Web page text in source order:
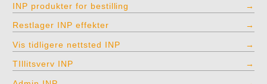
INP produkter for bestilling
Restlager INP effekter
Vis tidligere nettsted INP
TIllitsverv INP